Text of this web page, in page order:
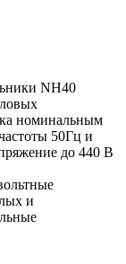
NH40
номинальным
50Гц и
до 440 В
и